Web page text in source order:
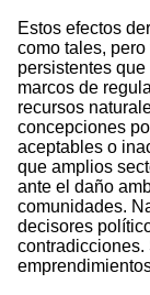
Estos efectos
como tales,
persistentes
marcos de
recursos
concepciones
aceptables o
que amplios
ante el daño
comunidades.
decisores